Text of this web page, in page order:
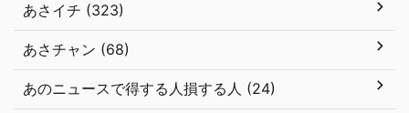
あさイチ (323)
あさチャン (68)
あのニュースで得する人損する人 (24)